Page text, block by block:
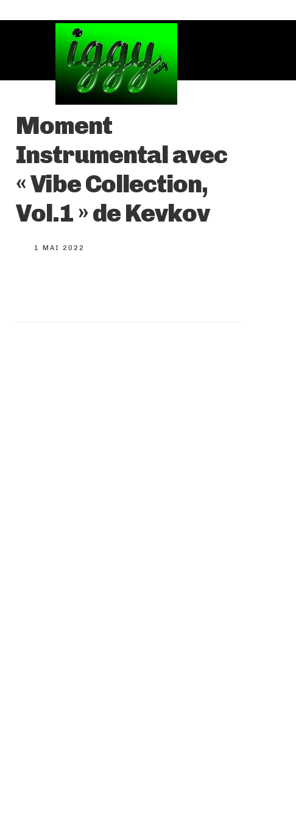
Moment
Instrumental avec
« Vibe Collection,
Vol.1 » de Kevkov
1 MAI 2022